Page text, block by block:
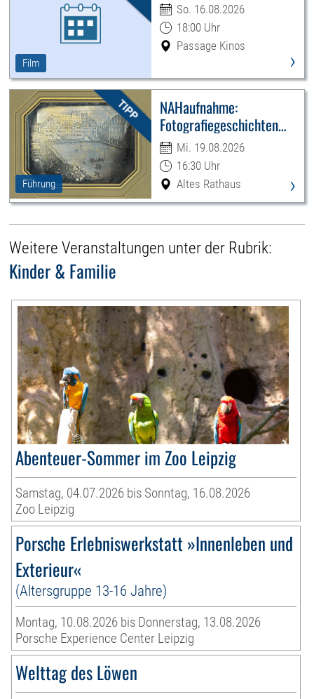
Film
So. 16.08.2026
18:00 Uhr
Passage Kinos
›
Führung
NAHaufnahme:
Fotografiegeschichten
Leipzigs
Mi. 19.08.2026
16:30 Uhr
Altes Rathaus
›
Weitere Veranstaltungen unter der Rubrik:
Kinder & Familie
Abenteuer-Sommer im Zoo Leipzig
Samstag, 04.07.2026 bis Sonntag, 16.08.2026
Zoo Leipzig
Porsche Erlebniswerkstatt »Innenleben und
Exterieur«
(Altersgruppe 13-16 Jahre)
Montag, 10.08.2026 bis Donnerstag, 13.08.2026
Porsche Experience Center Leipzig
Welttag des Löwen